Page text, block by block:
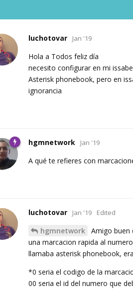
luchotovar Jan '19
Hola a Todos feliz día
necesito configurar en mi
Asterisk phonebook, pero en
ignorancia
hgmnetwork Jan '19
A qué te refieres con
luchotovar Jan '19 Edited
hgmnetwork
Amigo buen
una marcacion rapida al
llamaba asterisk phonebook,
*0 seria el codigo de la
00 seria el id del numero que